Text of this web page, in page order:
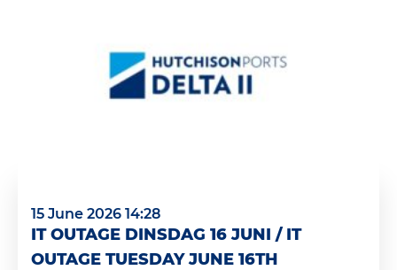
15 June 2026 14:28
IT OUTAGE DINSDAG 16 JUNI / IT
OUTAGE TUESDAY JUNE 16TH